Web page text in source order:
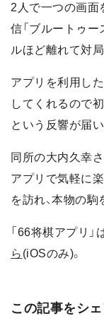
2人で一つの画面
信「ブルートゥ
ルほど離れて対
アプリを利用し
してくれるので
という反響が届い
同所の大内久幸
アプリで気軽に
を訪れ、本物の駒
「66将棋アプリ
ら (iOSのみ)。
この記事をシ